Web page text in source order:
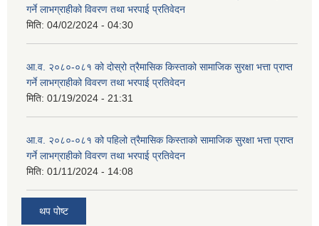
गर्ने लाभग्राहीको विवरण तथा भरपाई प्रतिवेदन
मिति: 04/02/2024 - 04:30
आ.व. २०८०-०८१ को दोस्रो त्रैमासिक किस्ताको सामाजिक सुरक्षा भत्ता प्राप्त
गर्ने लाभग्राहीको विवरण तथा भरपाई प्रतिवेदन
मिति: 01/19/2024 - 21:31
आ.व. २०८०-०८१ को पहिलो त्रैमासिक किस्ताको सामाजिक सुरक्षा भत्ता प्राप्त
गर्ने लाभग्राहीको विवरण तथा भरपाई प्रतिवेदन
मिति: 01/11/2024 - 14:08
थप पोष्ट